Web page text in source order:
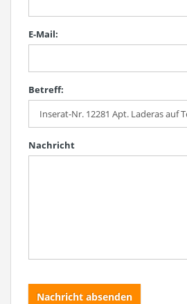
E-Mail:
Betreff:
Nachricht
Nachricht absenden